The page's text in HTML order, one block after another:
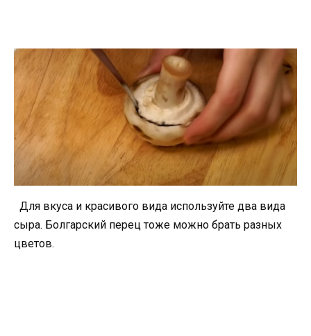
Для вкуса и красивого вида используйте два вида
сыра. Болгарский перец тоже можно брать разных
цветов.